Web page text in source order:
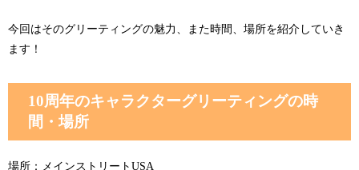
今回はそのグリーティングの魅力、また時間、場所を紹介していき
ます！
10周年のキャラクターグリーティングの時
間・場所
場所：メインストリートUSA